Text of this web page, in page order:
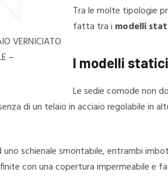
VERNICIATO
–
Tra le molte tipologie
fatta tra i modelli
I modelli statici
Le sedie comode non
di un telaio in acciaio regolabile in
uno schienale smontabile, entrambi
con una copertura impermeabile e